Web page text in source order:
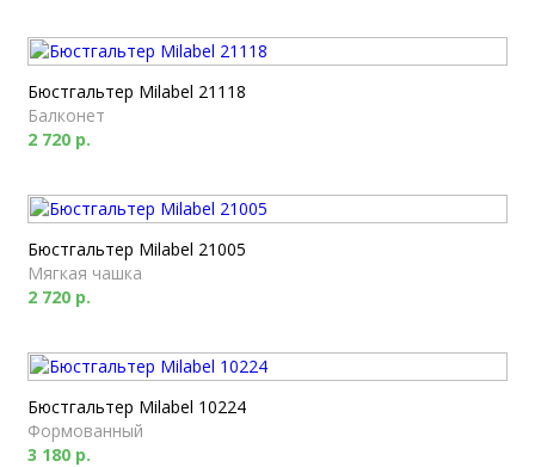
Бюстгальтер Milabel 21118
Балконет
2 720 р.
Бюстгальтер Milabel 21005
Мягкая чашка
2 720 р.
Бюстгальтер Milabel 10224
Формованный
3 180 р.